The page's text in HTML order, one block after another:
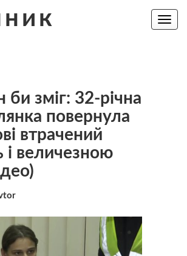
Toggle
би зміг: 32-річна
повернула
втрачений
і величезною